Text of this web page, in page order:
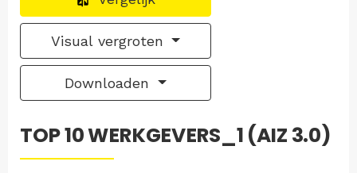
Visual vergroten
Downloaden
TOP 10 WERKGEVERS_1 (AIZ 3.0)